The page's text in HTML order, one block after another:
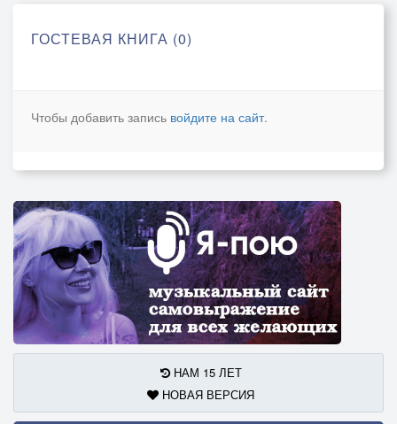
ГОСТЕВАЯ КНИГА (0)
Чтобы добавить запись войдите на сайт.
НАМ 15 ЛЕТ
НОВАЯ ВЕРСИЯ